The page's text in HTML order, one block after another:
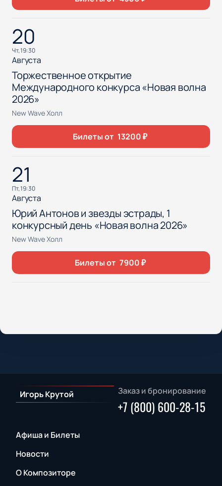
20
чт, 19:30
Августа
Торжественное открытие
Международного конкурса «Новая волна
2026»
New Wave Холл
Билеты от 13200₽
21
пт, 19:30
Августа
Юрий Антонов и звезды эстрады, 1
конкурсный день «Новая волна 2026»
New Wave Холл
Билеты от 7900₽
Игорь Крутой
Афиша и Билеты
Новости
О Композиторе
Заказ и бронирование
+7 (800) 600-28-15